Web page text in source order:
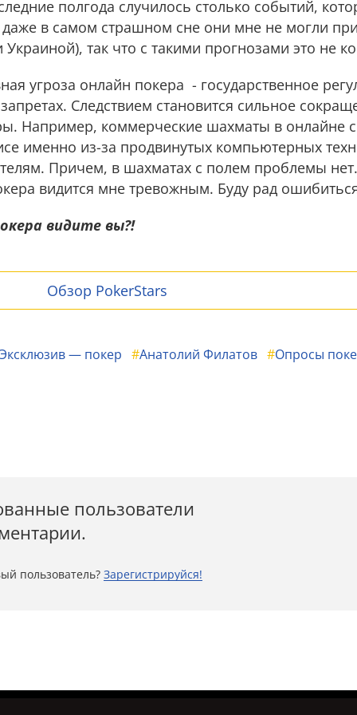
полгода случилось столько событий,
в самом страшном сне они мне не могли
так что с такими прогнозами это не
угроза онлайн покера - государственное
Следствием становится сильное
Например, коммерческие шахматы в онлайне
именно из-за продвинутых компьютерных
Причем, в шахматах с полем проблемы
видится мне тревожным. Буду рад
видите вы?!
Обзор PokerStars
Эксклюзив — покер #Анатолий Филатов #Опросы
пользователи
пользователь? Зарегистрируйся!